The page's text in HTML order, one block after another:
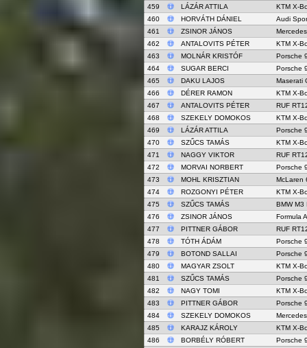
459
LÁZÁR ATTILA
KTM X-
460
HORVÁTH DÁNIEL
Audi
461
ZSINOR JÁNOS
462
ANTALOVITS PÉTER
KTM X-
463
MOLNÁR KRISTÓF
Porsche
464
SUGAR BERCI
Porsche
465
DAKU LAJOS
Maserati
466
DÉRER RAMON
KTM X-
467
ANTALOVITS PÉTER
RUF
468
SZEKELY DOMOKOS
KTM X-
469
LÁZÁR ATTILA
Porsche
470
SZŰCS TAMÁS
KTM X-
471
NAGGY VIKTOR
RUF
472
MORVAI NORBERT
Porsche
473
MOHL KRISZTIAN
McLaren
474
ROZGONYI PÉTER
KTM X-
475
SZŰCS TAMÁS
BMW M3
476
ZSINOR JÁNOS
Formula
477
PITTNER GÁBOR
RUF
478
TÓTH ÁDÁM
Porsche
479
BOTOND SALLAI
Porsche
480
MAGYAR ZSOLT
KTM X-
481
SZŰCS TAMÁS
Porsche
482
NAGY TOMI
KTM X-
483
PITTNER GÁBOR
Porsche
484
SZEKELY DOMOKOS
485
KARAJZ KÁROLY
KTM X-
486
BORBÉLY RÓBERT
Porsche